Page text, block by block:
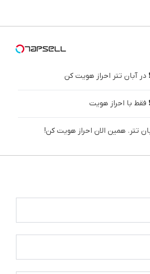
بفروشش ◗پرسش‌نامه◖